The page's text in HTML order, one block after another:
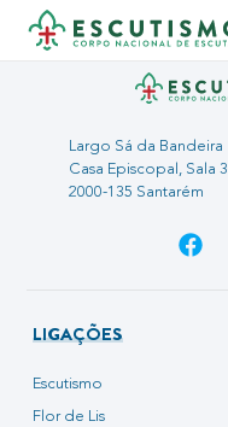
Largo Sá da Bandeira
Casa Episcopal, Sala 3
2000-135 Santarém
LIGAÇÕES
Escutismo
Flor de Lis